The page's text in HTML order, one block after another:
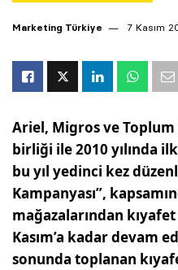
Marketing Türkiye 7 Kasım
Ariel, Migros ve Toplum
birliği ile 2010 yılında
bu yıl yedinci kez
Kampanyası”,
mağazalarından
Kasım’a kadar devam
sonunda toplanan